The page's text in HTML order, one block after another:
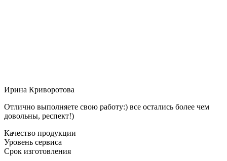
Ирина Криворотова
Отлично выполняете свою работу:) все остались более чем
довольны, респект!)
Качество продукции
Уровень сервиса
Срок изготовления